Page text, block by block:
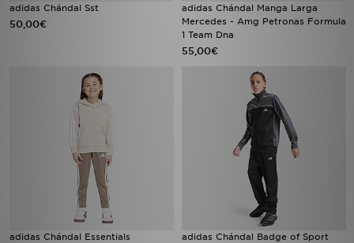
adidas Chándal Sst
50,00€
adidas Chándal Manga Larga
Mercedes - Amg Petronas Formula
1 Team Dna
55,00€
adidas Chándal Essentials
adidas Chándal Badge of Sport